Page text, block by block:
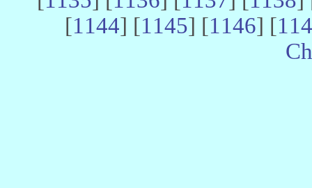
[1144] [1145] [1146] [